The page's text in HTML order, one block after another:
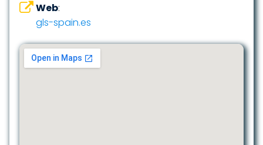
Web:
gls-spain.es